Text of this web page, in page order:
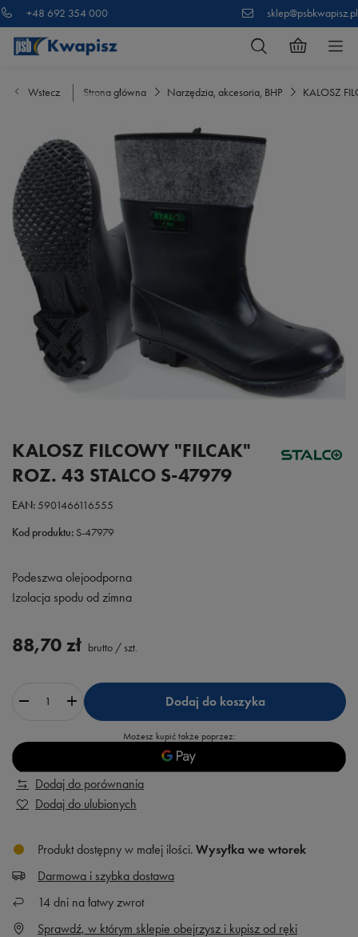
+48 692 354 000 sklep@psbkwapisz.pl
Wstecz Strona główna Narzędzia, akcesoria, BHP KALOSZ
KALOSZ FILCOWY "FILCAK"
ROZ. 43 STALCO S-47979
EAN:5901466116555
Kod produktu: S-47979
Podeszwa olejoodporna
Izolacja spodu od zimna
88,70 zł brutto / szt.
Dodaj do koszyka
Możesz kupić także poprzez:
Dodaj do porównania
Dodaj do ulubionych
Produkt dostępny w małej ilości Wysyłka we wtorek
Darmowa i szybka dostawa
14 dni na łatwy zwrot
Sprawdź, w którym sklepie obejrzysz i kupisz od ręki